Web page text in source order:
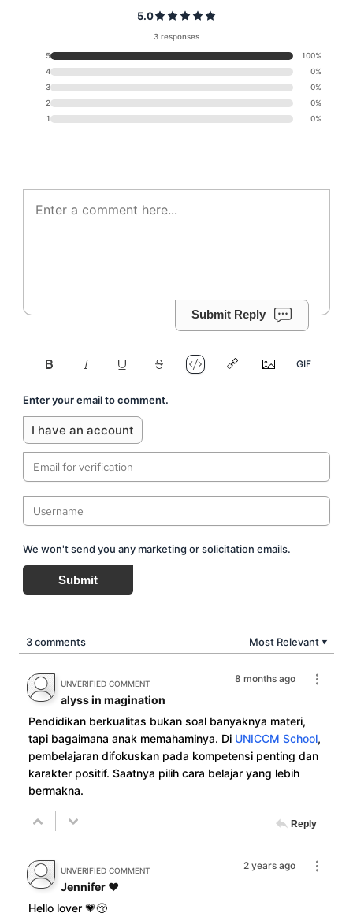
5.0
3 responses
5
100%
4
0%
3
0%
2
0%
1
0%
Submit Reply
Enter your email to comment.
I have an account
We won't send you any marketing or solicitation emails.
Submit
3 comments Most Relevant ▼
8 months ago
UNVERIFIED COMMENT
alyss in magination
Pendidikan berkualitas bukan soal banyaknya materi,
tapi bagaimana anak memahaminya. Di UNICCM School,
pembelajaran difokuskan pada kompetensi penting dan
karakter positif. Saatnya pilih cara belajar yang lebih
bermakna.
Reply
2 years ago
UNVERIFIED COMMENT
Jennifer ❤️
Hello lover 💗😚